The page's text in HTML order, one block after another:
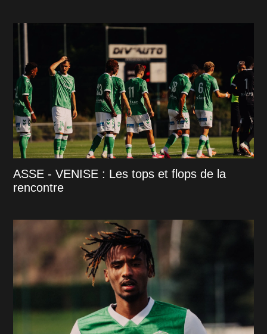
ASSE - VENISE : Les tops et flops de la
rencontre